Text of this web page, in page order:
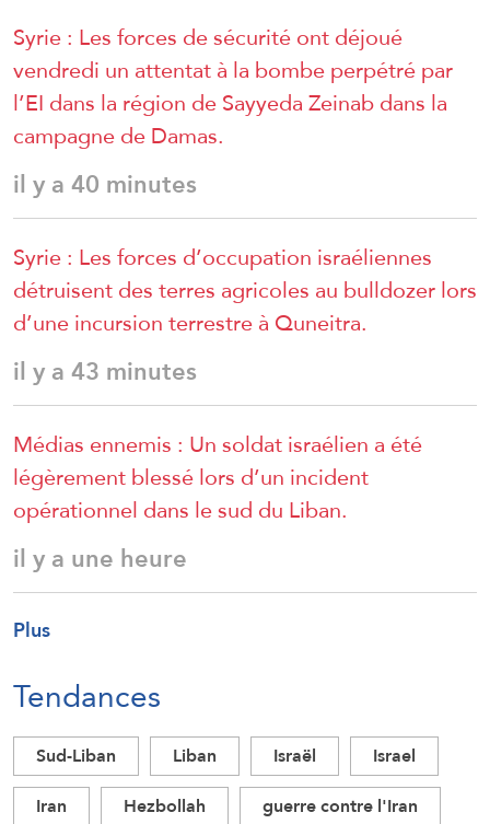
Syrie : Les forces de sécurité ont déjoué
vendredi un attentat à la bombe perpétré par
l’EI dans la région de Sayyeda Zeinab dans la
campagne de Damas.
il y a 40 minutes
Syrie : Les forces d’occupation israéliennes
détruisent des terres agricoles au bulldozer lors
d’une incursion terrestre à Quneitra.
il y a 43 minutes
Médias ennemis : Un soldat israélien a été
légèrement blessé lors d’un incident
opérationnel dans le sud du Liban.
il y a une heure
Plus
Tendances
Sud-Liban Liban Israël
Israel
Iran
Hezbollah
guerre contre l'Iran